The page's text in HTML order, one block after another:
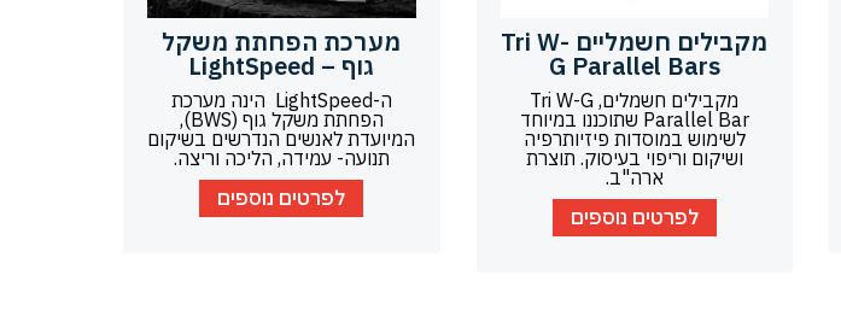
מקבילים חשמליים Tri W-
G Parallel Bars
מקבילים חשמלים, Tri W-G
Parallel Bar שתוכננו במיוחד
לשימוש במוסדות פיזיותרפיה
ושיקום וריפוי בעיסוק. תוצרת
ארה"ב.
לפרטים נוספים
מערכת הפחתת משקל
גוף – LightSpeed
ה-LightSpeed הינה מערכת
הפחתת משקל גוף (BWS),
המיועדת לאנשים הנדרשים בשיקום
תנועה- עמידה, הליכה וריצה.
לפרטים נוספים